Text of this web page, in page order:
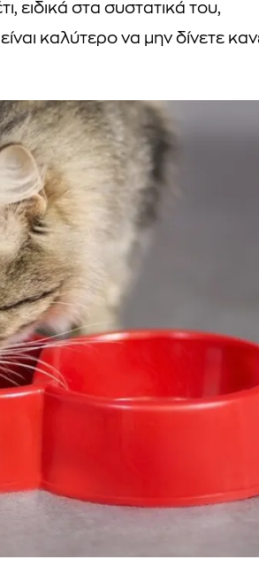
ειδικά στα συστατικά του,
καλύτερο να μην δίνετε